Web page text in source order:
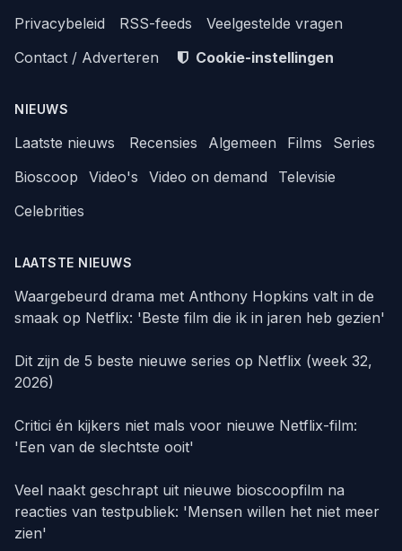
Privacybeleid
RSS-feeds
Veelgestelde vragen
Contact / Adverteren
Cookie-instellingen
NIEUWS
Laatste nieuws Recensies Algemeen Films
Series
Bioscoop
Video's Video on demand
Televisie
Celebrities
LAATSTE NIEUWS
Waargebeurd drama met Anthony Hopkins valt in de
smaak op Netflix: 'Beste film die ik in jaren heb gezien'
Dit zijn de 5 beste nieuwe series op Netflix (week 32,
2026)
Critici én kijkers niet mals voor nieuwe Netflix-film:
'Een van de slechtste ooit'
Veel naakt geschrapt uit nieuwe bioscoopfilm na
reacties van testpubliek: 'Mensen willen het niet meer
zien'